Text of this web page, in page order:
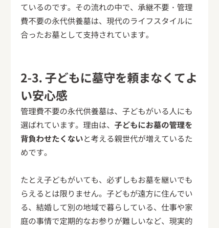
ているのです。その流れの中で、承継不要・管理
費不要の永代供養墓は、現代のライフスタイルに
合ったお墓として支持されています。
2-3. 子どもに墓守を頼まなくてよ
い安心感
管理費不要の永代供養墓は、子どもがいる人にも
選ばれています。理由は、子どもにお墓の管理を
背負わせたくないと考える親世代が増えているた
めです。
たとえ子どもがいても、必ずしもお墓を継いでも
らえるとは限りません。子どもが遠方に住んでい
る、結婚して別の地域で暮らしている、仕事や家
庭の事情で定期的なお参りが難しいなど、現実的